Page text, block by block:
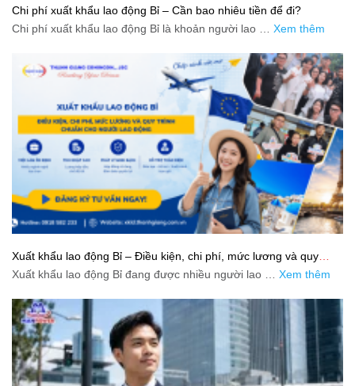
Chi phí xuất khẩu lao động Bỉ – Cần bao nhiêu tiền để đi?
Chi phí xuất khẩu lao động Bỉ là khoản người lao … Xem thêm
Xuất khẩu lao động Bỉ – Điều kiện, chi phí, mức lương và quy
trình chuẩn cho người lao động
Xuất khẩu lao động Bỉ đang được nhiều người lao … Xem thêm